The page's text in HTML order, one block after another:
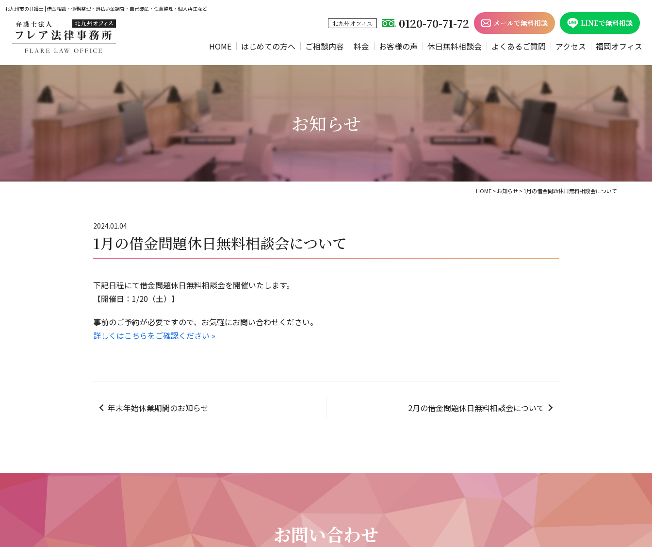
北九州市の弁護士 | 借金相談・債務整理・過払い金調査・自己破産・任意整理・個人再生など
北九州オフィス 0120-70-71-72 メールで無料相談 LINEで無料相談
HOME はじめての方へ ご相談内容 料金 お客様の声 休日無料相談会 よくあるご質問 アクセス 福岡オフィス
お知らせ
HOME>お知らせ >1月の借金問題休日無料相談会について
2024.01.04
1月の借金問題休日無料相談会について
下記日程にて借金問題休日無料相談会を開催いたします。
【開催日：1/20（土）】
事前のご予約が必要ですので、お気軽にお問い合わせください。
詳しくはこちらをご確認ください »
年末年始休業期間のお知らせ 2月の借金問題休日無料相談会について
お問い合わせ